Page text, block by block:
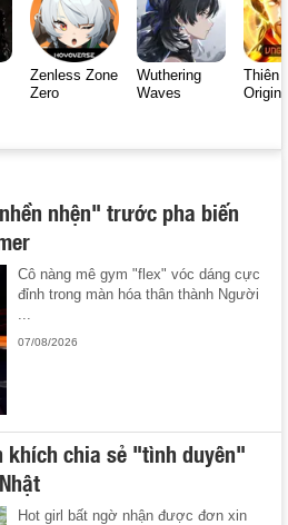
Zenless Zone
Zero
Wuthering
Waves
Thiên
Origin
nhện" trước pha biến
Cô nàng mê gym "flex" vóc dáng cực
đỉnh trong màn hóa thân thành Người
...
07/08/2026
khích chia sẻ "tình duyên"
Hot girl bất ngờ nhận được đơn xin